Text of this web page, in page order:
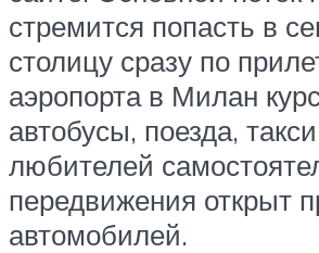
стремится попасть в
столицу сразу по
аэропорта в Милан
автобусы, поезда,
любителей
передвижения открыт
автомобилей.